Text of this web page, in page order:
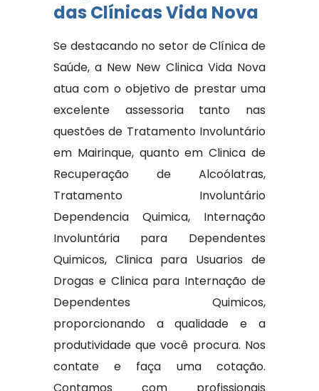
das Clínicas Vida Nova
Se destacando no setor de Clínica de
Saúde, a New New Clinica Vida Nova
atua com o objetivo de prestar uma
excelente assessoria tanto nas
questões de Tratamento Involuntário
em Mairinque, quanto em Clinica de
Recuperação de Alcoólatras,
Tratamento Involuntário
Dependencia Quimica, Internação
Involuntária para Dependentes
Quimicos, Clinica para Usuarios de
Drogas e Clinica para Internação de
Dependentes Quimicos,
proporcionando a qualidade e a
produtividade que você procura. Nos
contate e faça uma cotação.